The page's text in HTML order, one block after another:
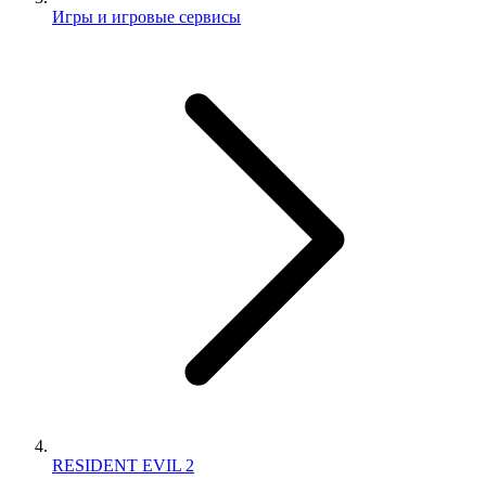
Игры и игровые сервисы
RESIDENT EVIL 2